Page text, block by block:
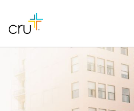
AFRICA
AMERICA / CARIBBEAN
OCEANIA